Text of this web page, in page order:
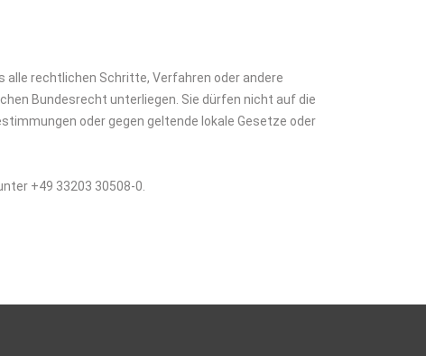
alle rechtlichen Schritte, Verfahren oder andere
Bundesrecht unterliegen. Sie dürfen nicht auf die
oder gegen geltende lokale Gesetze oder
+49 33203 30508-0.